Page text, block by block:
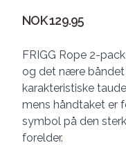
Produktdetaljer
NOK 129.95
Description
FRIGG Rope 2-
og det nære
karakteristiske
mens håndtaket er
symbol på den
forelder.